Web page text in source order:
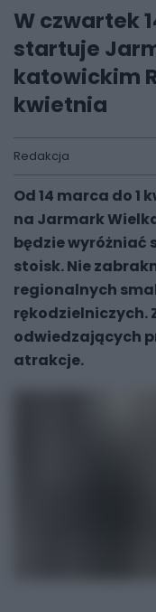
W czwartek
startuje
katowickim
kwietnia
Redakcja
Od 14 marca do
na Jarmark
będzie wyróżniać
stoisk. Nie
regionalnych
rękodzielniczych.
odwiedzających
atrakcje.